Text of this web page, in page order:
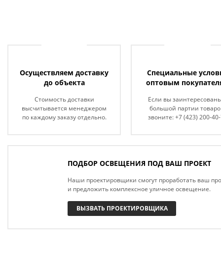
Осуществляем доставку
до объекта
Стоимость доставки
высчитывается менеджером
по каждому заказу отдельно.
Специальные
оптовым
Если вы
большой партии
звоните: +7 (423) 200-
ПОДБОР ОСВЕЩЕНИЯ ПОД ВАШ ПРОЕКТ
Наши проектировщики смогут проработать ваш
и предложить комплексное уличное освещение.
ВЫЗВАТЬ ПРОЕКТИРОВЩИКА